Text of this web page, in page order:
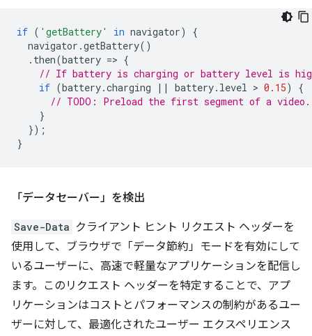
if ( 'getBattery' in navigator)
{
navigator .getBattery()
. then(battery => {
// If battery is charging or battery level is high
if (battery.charging || battery. level > 0.15)
{
// TODO: Preload the first segment of a video.
}
});
}
「データセーバー」を検出
Save-Data クライアント ヒント リクエスト ヘッダーを
使用して、ブラウザで「データ節約」モードを有効にして
いるユーザーに、高速で軽量なアプリケーションを配信し
ます。このリクエスト ヘッダーを特定することで、アプ
リケーションはコストとパフォーマンスの制約があるユー
ザーに対して、最適化されたユーザー エクスペリエンス